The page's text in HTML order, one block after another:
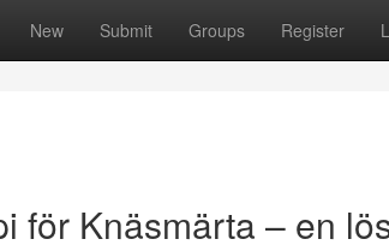
New Submit Groups Register
för Knäsmärta – en